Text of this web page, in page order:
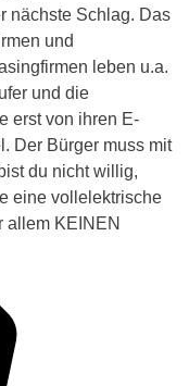
nächste Schlag. Das
und
leben u.a.
und die
erst von ihren E-
Der Bürger muss mit
du nicht willig,
eine vollelektrische
allem KEINEN